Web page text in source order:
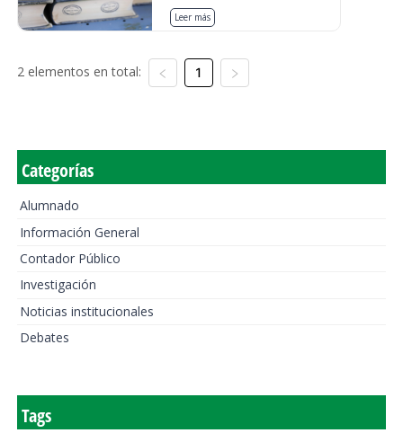
Leer más
2 elementos en total: 1
Categorías
Alumnado
Información General
Contador Público
Investigación
Noticias institucionales
Debates
Tags